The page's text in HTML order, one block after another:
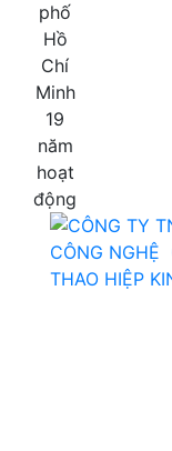
phố
Hồ
Chí
Minh
19
năm
hoạt
động